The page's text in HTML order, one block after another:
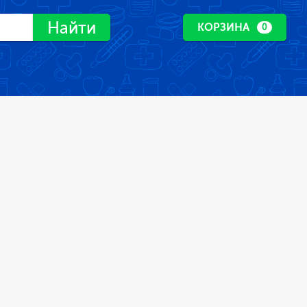
Найти КОРЗИНА 0